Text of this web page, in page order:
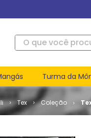
O que você procura?
Turma da
Tex Coleção